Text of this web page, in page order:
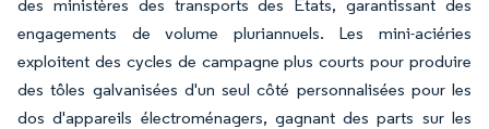
des ministères des transports des États, garantissant des
engagements de volume pluriannuels. Les mini-aciéries
exploitent des cycles de campagne plus courts pour produire
des tôles galvanisées d'un seul côté personnalisées pour les
dos d'appareils électroménagers, gagnant des parts sur les